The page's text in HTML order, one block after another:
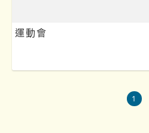
運動會
1